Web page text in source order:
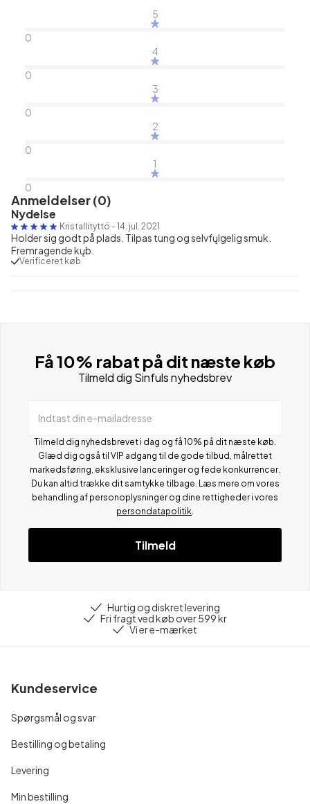
5
0
4
0
3
0
2
0
1
0
Anmeldelser (0)
Nydelse
Kristallityttö - 14. jul. 2021
Holder sig godt på plads. Tilpas tung og selvfųlgelig smuk.
Fremragende kųb.
Verificeret køb
Få 10% rabat på dit næste køb
Tilmeld dig Sinfuls nyhedsbrev
Indtast din e-mailadresse
Tilmeld dig nyhedsbrevet i dag og få 10% på dit næste køb.
Glæd dig også til VIP adgang til de gode tilbud, målrettet
markedsføring, eksklusive lanceringer og fede konkurrencer.
Du kan altid trække dit samtykke tilbage. Læs mere om vores
behandling af personoplysninger og dine rettigheder i vores
persondatapolitik
Tilmeld
Hurtig og diskret levering
Fri fragt ved køb over 599 kr
Vi er e-mærket
Kundeservice
Spørgsmål og svar
Bestilling og betaling
Levering
Min bestilling